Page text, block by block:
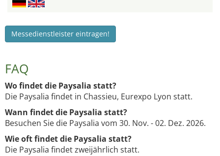
Messedienstleister eintragen!
FAQ
Wo findet die Paysalia statt?
Die Paysalia findet in Chassieu, Eurexpo Lyon statt.
Wann findet die Paysalia statt?
Besuchen Sie die Paysalia vom 30. Nov. - 02. Dez. 2026.
Wie oft findet die Paysalia statt?
Die Paysalia findet zweijährlich statt.